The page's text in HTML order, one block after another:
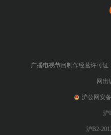
广播电视节目制作经营许可证
网出
沪公网安
沪
沪B2-